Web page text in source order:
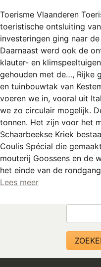
Toerisme Vlaanderen
toeristische ontsluiting
investeringen ging naar
Daarnaast werd ook de
klauter- en
gehouden met de…, Rijke
en tuinbouwtak van
voeren we in, vooral uit
we zo circulair mogelijk.
tonnen. Het zijn voor het
Schaarbeekse Kriek
Coulis Spécial die
mouterij Goossens en de
het einde van de
Lees meer